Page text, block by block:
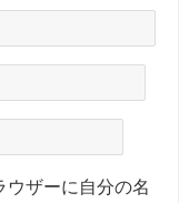
ウザーに自分の名